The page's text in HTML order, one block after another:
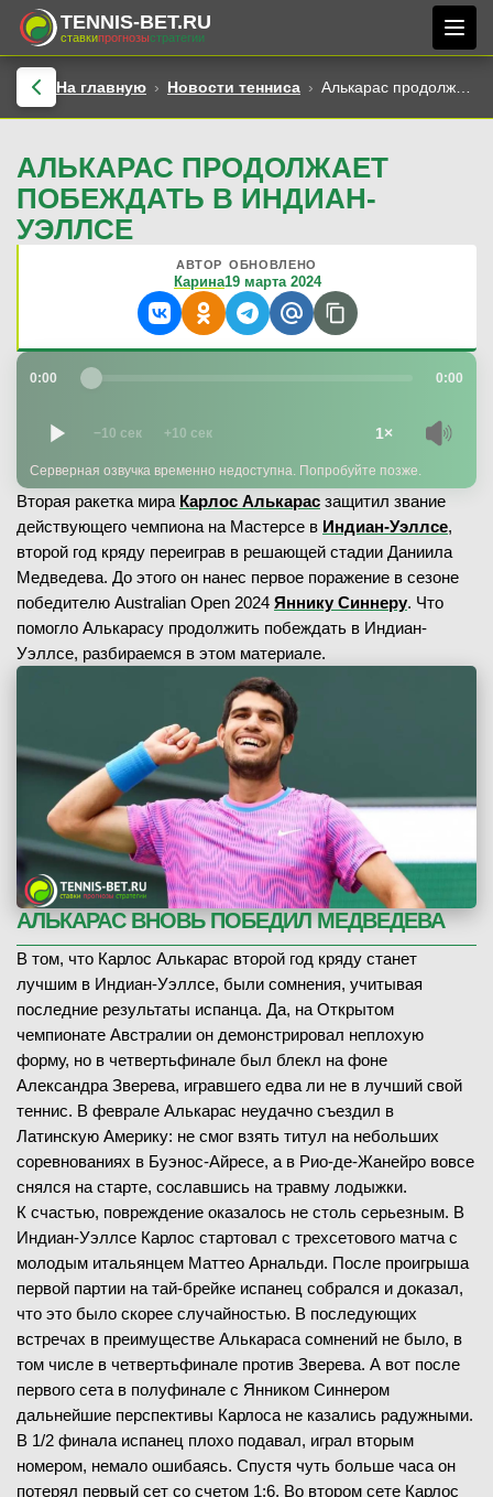
TENNIS-BET.RU
ставкипрогнозыстратегии
На главную Новости тенниса Алькарас продолжает побеждать в Индиан-Уэллсе
АЛЬКАРАС ПРОДОЛЖАЕТ
ПОБЕЖДАТЬ В ИНДИАН-
УЭЛЛСЕ
АВТОР
Карина
ОБНОВЛЕНО
19 марта 2024
0:00 0:00
−10 сек +10 сек 1×
Серверная озвучка временно недоступна. Попробуйте позже.
Вторая ракетка мира Карлос Алькарас защитил звание
действующего чемпиона на Мастерсе в Индиан-Уэллсе,
второй год кряду переиграв в решающей стадии Даниила
Медведева. До этого он нанес первое поражение в сезоне
победителю Australian Open 2024 Яннику Синнеру. Что
помогло Алькарасу продолжить побеждать в Индиан-
Уэллсе, разбираемся в этом материале.
АЛЬКАРАС ВНОВЬ ПОБЕДИЛ МЕДВЕДЕВА
В том, что Карлос Алькарас второй год кряду станет
лучшим в Индиан-Уэллсе, были сомнения, учитывая
последние результаты испанца. Да, на Открытом
чемпионате Австралии он демонстрировал неплохую
форму, но в четвертьфинале был блекл на фоне
Александра Зверева, игравшего едва ли не в лучший свой
теннис. В феврале Алькарас неудачно съездил в
Латинскую Америку: не смог взять титул на небольших
соревнованиях в Буэнос-Айресе, а в Рио-де-Жанейро вовсе
снялся на старте, сославшись на травму лодыжки.
К счастью, повреждение оказалось не столь серьезным. В
Индиан-Уэллсе Карлос стартовал с трехсетового матча с
молодым итальянцем Маттео Арнальди. После проигрыша
первой партии на тай-брейке испанец собрался и доказал,
что это было скорее случайностью. В последующих
встречах в преимуществе Алькараса сомнений не было, в
том числе в четвертьфинале против Зверева. А вот после
первого сета в полуфинале с Янником Синнером
дальнейшие перспективы Карлоса не казались радужными.
В 1/2 финала испанец плохо подавал, играл вторым
номером, немало ошибаясь. Спустя чуть больше часа он
потерял первый сет со счетом 1:6. Во втором сете Карлос